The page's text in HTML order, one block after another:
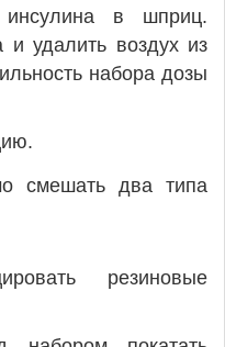
в шприц.
удалить воздух из
набора дозы
смешать два типа
резиновые